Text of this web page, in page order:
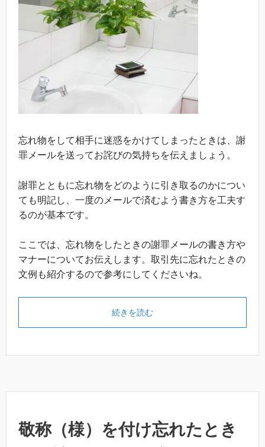
忘れ物をして相手に迷惑をかけてしまったときは、謝
罪メールを送ってお詫びの気持ちを伝えましょう。
謝罪とともに忘れ物をどのように引き取るのかについ
ても明記し、一度のメールで済むよう書き方を工夫す
るのが基本です。
ここでは、忘れ物をしたときの謝罪メールの書き方や
マナーについてお伝えします。取引先に忘れたときの
文例も紹介するので参考にしてくださいね。
続きを読む
敬称（様）を付け忘れたとき